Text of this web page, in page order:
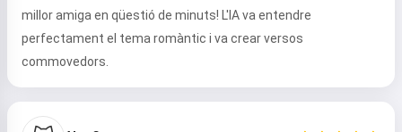
millor amiga en qüestió de minuts! L'IA va entendre
perfectament el tema romàntic i va crear versos
commovedors.